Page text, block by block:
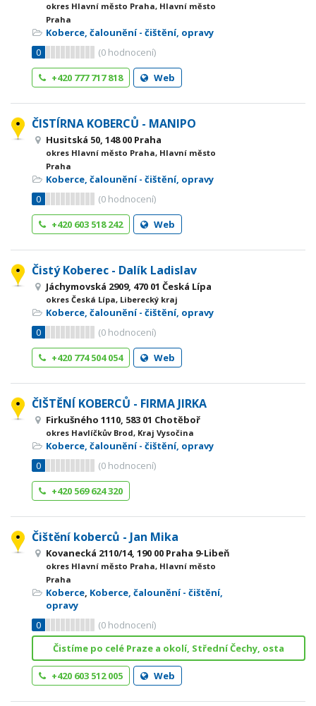
okres Hlavní město Praha, Hlavní město
Praha
Koberce, čalounění - čištění, opravy
0
(0 hodnocení)
+420 777 717 818
Web
ČISTÍRNA KOBERCŮ - MANIPO
Husitská 50, 148 00 Praha
okres Hlavní město Praha, Hlavní město
Praha
Koberce, čalounění - čištění, opravy
0
(0 hodnocení)
+420 603 518 242
Web
Čistý Koberec - Dalík Ladislav
Jáchymovská 2909, 470 01 Česká Lípa
okres Česká Lípa, Liberecký kraj
Koberce, čalounění - čištění, opravy
0
(0 hodnocení)
+420 774 504 054
Web
ČIŠTĚNÍ KOBERCŮ - FIRMA JIRKA
Firkušného 1110, 583 01 Chotěboř
okres Havlíčkův Brod, Kraj Vysočina
Koberce, čalounění - čištění, opravy
0
(0 hodnocení)
+420 569 624 320
Čištění koberců - Jan Mika
Kovanecká 2110/14, 190 00 Praha 9-Libeň
okres Hlavní město Praha, Hlavní město
Praha
Koberce, Koberce, čalounění - čištění,
opravy
0
(0 hodnocení)
Čistíme po celé Praze a okolí, Střední Čechy, osta
+420 603 512 005 Web